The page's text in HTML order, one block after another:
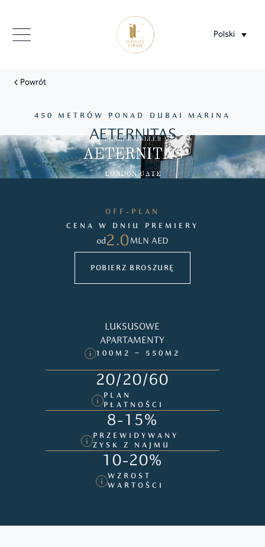
Polski
Powrót
450 METRÓW PONAD DUBAI MARINA
AETERNITAS
OFF-PLAN
CENA W DNIU PREMIERY
od2.0MLN AED
POBIERZ BROSZURĘ
LUKSUSOWE
APARTAMENTY
100M2 – 550M2
20/20/60
PLAN
PŁATNOŚCI
8-15%
PRZEWIDYWANY
ZYSK Z NAJMU
10-20%
WZROST
WARTOŚCI